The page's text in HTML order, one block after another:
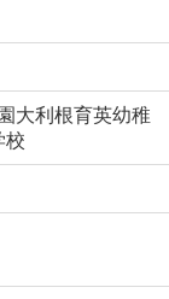
大利根育英幼稚
校